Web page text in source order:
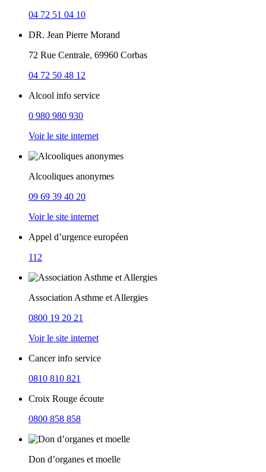
04 72 51 04 10
DR. Jean Pierre Morand
72 Rue Centrale, 69960 Corbas
04 72 50 48 12
Alcool info service
0 980 980 930
Voir le site internet
Alcooliques anonymes
09 69 39 40 20
Voir le site internet
Appel d’urgence européen
112
Association Asthme et Allergies
0800 19 20 21
Voir le site internet
Cancer info service
0810 810 821
Croix Rouge écoute
0800 858 858
Don d’organes et moelle